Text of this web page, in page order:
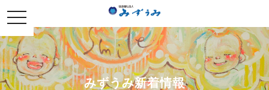
toggle
navigation
みずうみ新着情報